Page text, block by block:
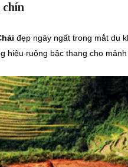
chín
đẹp ngây ngất trong mắt du
hiệu ruộng bậc thang cho mảnh